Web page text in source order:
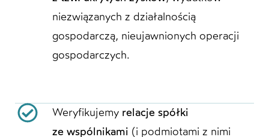
niezwiązanych z działalnością
gospodarczą, nieujawnionych operacji
gospodarczych.
Weryfikujemy relacje spółki
ze wspólnikami (i podmiotami z nimi